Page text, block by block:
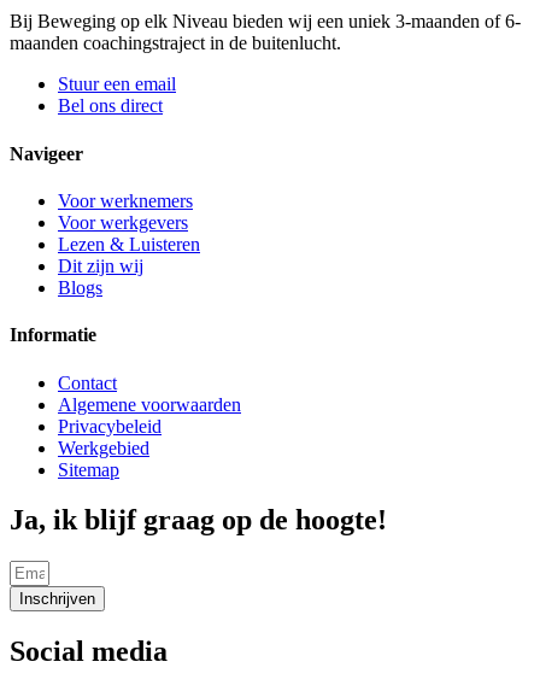
Bij Beweging op elk Niveau bieden wij een uniek 3-maanden of 6-
maanden coachingstraject in de buitenlucht.
Stuur een email
Bel ons direct
Navigeer
Voor werknemers
Voor werkgevers
Lezen & Luisteren
Dit zijn wij
Blogs
Informatie
Contact
Algemene voorwaarden
Privacybeleid
Werkgebied
Sitemap
Ja, ik blijf graag op de hoogte!
Inschrijven
Social media